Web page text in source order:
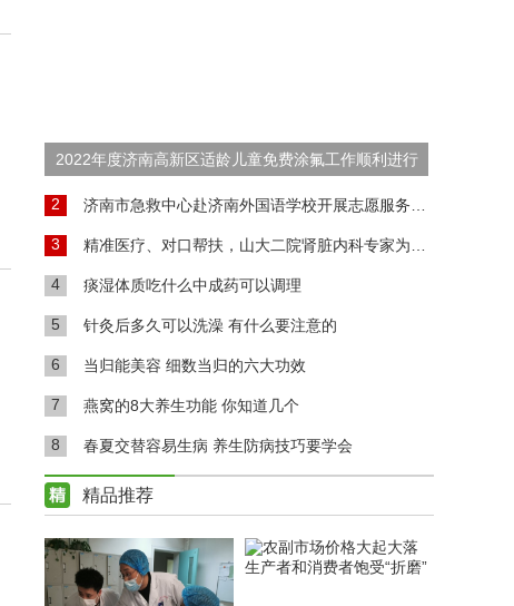
2022年度济南高新区适龄儿童免费涂氟工作顺利进行
2 济南市急救中心赴济南外国语学校开展志愿服务活动
3 精准医疗、对口帮扶，山大二院肾脏内科专家为高青肾病患者送福音
4 痰湿体质吃什么中成药可以调理
5 针灸后多久可以洗澡 有什么要注意的
6 当归能美容 细数当归的六大功效
7 燕窝的8大养生功能 你知道几个
8 春夏交替容易生病 养生防病技巧要学会
精品推荐